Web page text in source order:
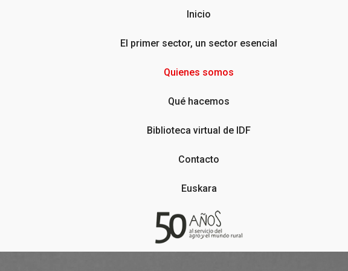
Inicio
El primer sector, un sector esencial
Quienes somos
Qué hacemos
Biblioteca virtual de IDF
Contacto
Euskara